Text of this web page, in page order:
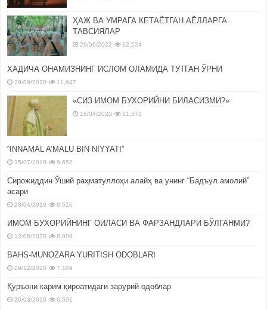
ҲАЖ ВА УМРАГА КЕТАЁТГАН АЁЛЛАРГА
ТАВСИЯЛАР
29/06/2022 12,524
ХАДИЧА ОНАМИЗНИНГ ИСЛОМ ОЛАМИДА ТУТГАН ЎРНИ
29/09/2020 11,647
«СИЗ ИМОМ БУХОРИЙНИ БИЛАСИЗМИ?»
16/04/2020 11,373
“INNAMAL A’MALU BIN NIYYATI”
15/07/2019 9,652
Сирожиддин Ўший раҳматуллоҳи алайҳ ва унинг “Бадъул амолий”
асари
23/04/2019 8,516
ИМОМ БУХОРИЙНИНГ ОИЛАСИ ВА ФАРЗАНДЛАРИ БЎЛГАНМИ?
12/08/2020 8,009
BAHS-MUNOZARA YURITISH ODOBLARI
29/12/2020 7,109
Қуръони карим қироатидаги зарурий одоблар
20/03/2019 6,591